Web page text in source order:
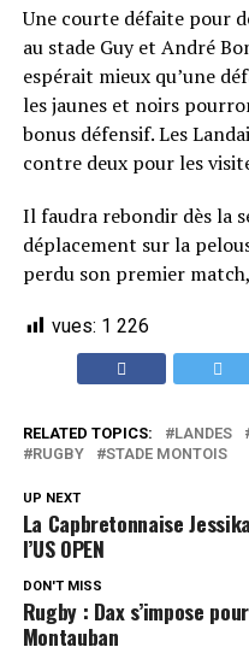
Une courte défaite pour
au stade Guy et André
espérait mieux qu’une
les jaunes et noirs
bonus défensif. Les
contre deux pour les
Il faudra rebondir dès la
déplacement sur la
perdu son premier
vues: 1 226
RELATED TOPICS: LANDES
RUGBY
STADE MONTOIS
UP NEXT
La Capbretonnaise
l’US OPEN
DON'T MISS
Rugby : Dax s’impose
Montauban